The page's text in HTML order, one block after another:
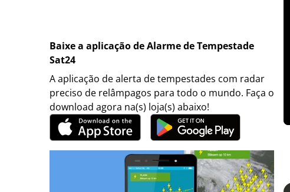
Baixe a aplicação de Alarme de Tempestade
Sat24
A aplicação de alerta de tempestades com radar
preciso de relâmpagos para todo o mundo. Faça o
download agora na(s) loja(s) abaixo!